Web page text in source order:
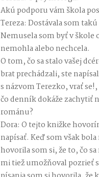
Akú podporu vám škola
Tereza: Dostávala som
Nemusela som byť v škole
nemohla alebo nechcela.
O tom, čo sa stalo vašej
brat prechádzali, ste
s názvom Terezko, vrať
čo denník dokáže zachytiť
románu?
Dora: O tejto knižke
napísať. Keď som však
hovorila som si, že to, čo
mi tiež umožňoval pozrieť